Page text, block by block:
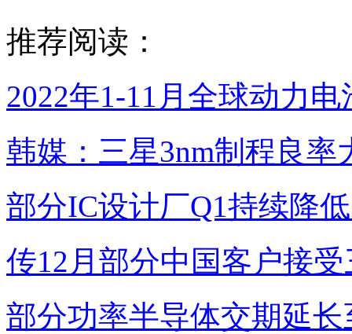
推荐阅读：
2022年1-11月全球动力
韩媒：三星3nm制程良率
部分IC设计厂Q1持续降
传12月部分中国客户接
部分功率半导体交期延